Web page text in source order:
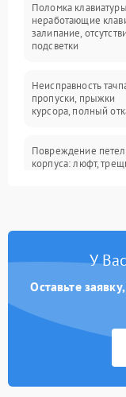
Интерфейсные
Батарея
Сеть и интернет
Поломка
неработающие
залипание,
подсветки
Неисправность
пропуски, прыжки
курсора, полный
Повреждение
корпуса: люфт,
быстрая разрядка,
Неисправность
питания
неисправности
У
Оставьте